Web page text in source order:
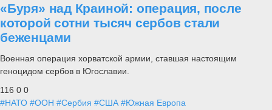
«Буря» над Краиной: операция, после
которой сотни тысяч сербов стали
беженцами
Военная операция хорватской армии, ставшая настоящим
геноцидом сербов в Югославии.
116 0 0
#НАТО #ООН #Сербия #США #Южная Европа